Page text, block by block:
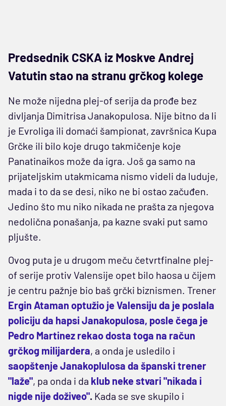
Predsednik CSKA iz Moskve Andrej
Vatutin stao na stranu grčkog kolege
Ne može nijedna plej-of serija da prođe bez
divljanja Dimitrisa Janakopulosa. Nije bitno da li
je Evroliga ili domaći šampionat, završnica Kupa
Grčke ili bilo koje drugo takmičenje koje
Panatinaikos može da igra. Još ga samo na
prijateljskim utakmicama nismo videli da luduje,
mada i to da se desi, niko ne bi ostao začuđen.
Jedino što mu niko nikada ne prašta za njegova
nedolična ponašanja, pa kazne svaki put samo
pljušte.
Ovog puta je u drugom meču četvrtfinalne plej-
of serije protiv Valensije opet bilo haosa u čijem
je centru pažnje bio baš grčki biznismen. Trener
Ergin Ataman optužio je Valensiju da je poslala
policiju da hapsi Janakopulosa, posle čega je
Pedro Martinez rekao dosta toga na račun
grčkog milijardera, a onda je usledilo i
saopštenje Janakoplulosa da španski trener
"laže", pa onda i da klub neke stvari "nikada i
nigde nije doživeo". Kada se sve skupilo i